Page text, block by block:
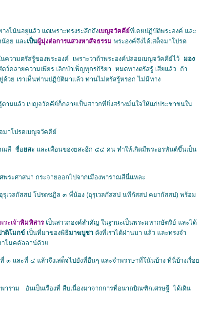
โน้นอยู่แล้ว แต่เพราะทรงระลึกถึงเบญจวัคคีย์ที่เคยปฏิบัติพระองค์ และ
น้อย และเป็นผู้มุ่งต่อการแสวงหาสัจธรรม พระองค์จึงได้เสด็จมาโปรด
ความตรัสรู้ของพระองค์ เพราะว่าถ้าพระองค์ปล่อยเบญจวัคคีย์ไว้ มอง
ว์คลายความเพียร เลิกบําเพ็ญทุกรกิริยา หมดทางตรัสรู้ เสียแล้ว ถ้า
ด้วย เราเห็นท่านปฏิบัติมาแล้ว ท่านไม่ตรัสรู้หรอก ไม่มีทาง
แล้ว เบญจวัคคีย์ก็กลายเป็นสาวกที่ยิ่งสร้างมั่นใจให้แก่ประชาชนใน
าโปรดเบญจวัคคีย์
ณสี ชื่อสะ ละเพื่อนของยสะอีก ๕๔ คน ทําให้เกิดมีพระอรหันต์ขึ้นเป็น
ระศาสนา กระจายออกไปจากเมืองพาราณสีนี่แหละ
วลกัสสป โปรดชฎิล ๓ พี่น้อง (อุรุเวลกัสสป นทีกัสสป คยากัสสป) พร้อม
พระเจ้าพิมพิสาร เป็นสาวกองค์สําคัญ ในฐานะเป็นพระมหากษัตริย์ และได้
ติโมกข์ เป็นที่มาของพิธีมาฆบูชา ดังที่เราได้ผ่านมา แล้ว และทรงจํา
าโมคคัลลาน์ด้ว
และที่ ๔ แล้วจึงเสด็จไปยังที่อื่นๆ และจําพรรษาที่โน้นบ้าง ที่นี่บ้างเรื่อ
าม อันเป็นเรื่องที่ สืบเนื่องมาจากการที่อนาถบิณฑิกเศรษฐี ได้เดิน